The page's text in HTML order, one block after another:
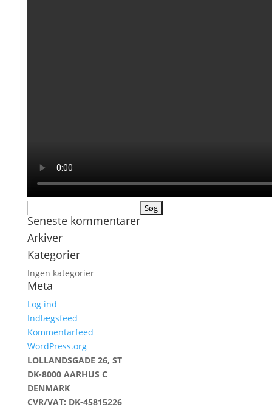
efter:
Seneste kommentarer
Arkiver
Kategorier
Ingen kategorier
Meta
Log ind
Indlægsfeed
Kommentarfeed
WordPress.org
LOLLANDSGADE 26, ST
DK-8000 AARHUS C
DENMARK
CVR/VAT: DK-45815226